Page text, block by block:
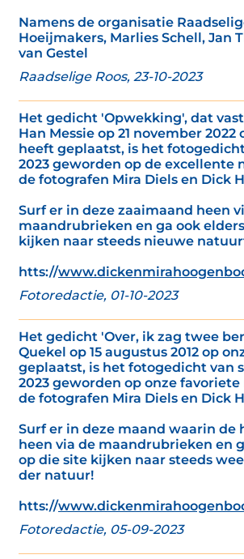
Namens de organisatie
Hoeijmakers, Marlies Schell, Jan
van Gestel
Raadselige Roos, 23-10-2023
Het gedicht 'Opwekking', dat
Han Messie op 21 november 2022
heeft geplaatst, is het
2023 geworden op de excellente
de fotografen Mira Diels en Dick
Surf er in deze zaaimaand heen
maandrubrieken en ga ook
kijken naar steeds nieuwe
htts://
Fotoredactie, 01-10-2023
Het gedicht 'Over, ik zag twee
Quekel op 15 augustus 2012 op
geplaatst, is het fotogedicht van
2023 geworden op onze
de fotografen Mira Diels en Dick
Surf er in deze maand waarin de
heen via de maandrubrieken en
op die site kijken naar steeds
der natuur!
htts://
Fotoredactie, 05-09-2023